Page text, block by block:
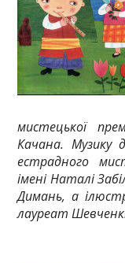
мистецької
Качана. Музику
естрадного
імені Наталі
Димань, а
лауреат